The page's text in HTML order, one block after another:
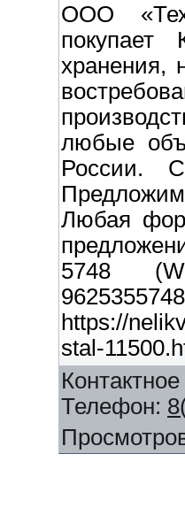
ООО
хранения,
любые
России.
Любая
5748
https://
stal-
Телефон: